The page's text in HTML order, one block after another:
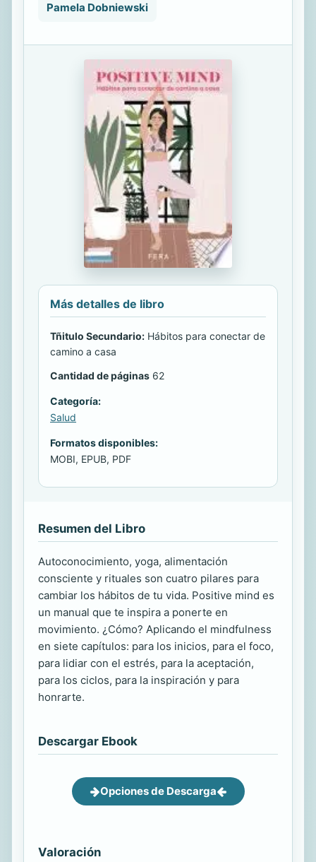
Pamela Dobniewski
Más detalles de libro
Tñitulo Secundario: Hábitos para conectar de
camino a casa
Cantidad de páginas 62
Categoría:
Salud
Formatos disponibles:
MOBI, EPUB, PDF
Resumen del Libro
Autoconocimiento, yoga, alimentación
consciente y rituales son cuatro pilares para
cambiar los hábitos de tu vida. Positive mind es
un manual que te inspira a ponerte en
movimiento. ¿Cómo? Aplicando el mindfulness
en siete capítulos: para los inicios, para el foco,
para lidiar con el estrés, para la aceptación,
para los ciclos, para la inspiración y para
honrarte.
Descargar Ebook
Opciones de Descarga
Valoración